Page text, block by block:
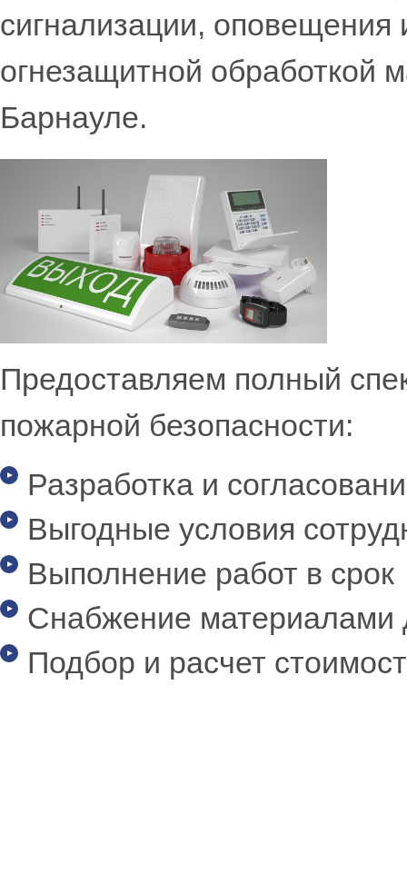
сигнализации,
огнезащитной обработкой
Барнауле.
Предоставляем полный
пожарной безопасности:
Разработка и
Выгодные условия
Выполнение работ в срок
Снабжение материалами
Подбор и расчет